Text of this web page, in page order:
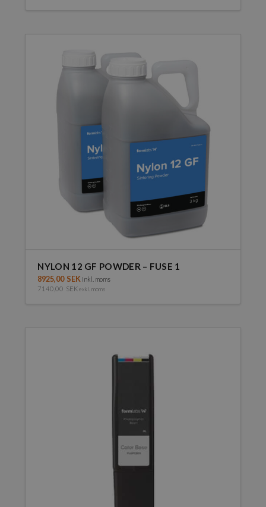
NYLON 12 GF POWDER – FUSE 1
8925,00 SEK inkl. moms
7140,00 SEK exkl. moms